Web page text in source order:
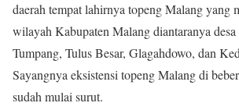
daerah tempat lahirnya topeng Malang yang
wilayah Kabupaten Malang diantaranya desa
Tumpang, Tulus Besar, Glagahdowo, dan
Sayangnya eksistensi topeng Malang di
sudah mulai surut.